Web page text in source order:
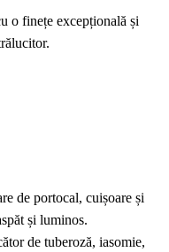
o finețe excepțională și
de portocal, cuișoare și
și luminos.
de tuberoză, iasomie,